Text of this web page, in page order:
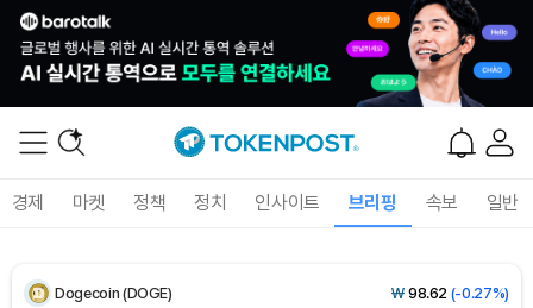
경제 마켓 정책 정치 인사이트 브리핑 속보 일반
XRP (XRP) ₩ 1,462(+0.44%)
Solana (SOL) ₩107,310(+2.04%)
TRON (TRX) (+0.75%)
Hyperliquid (HYPE) ₩76,946(+0.49%)